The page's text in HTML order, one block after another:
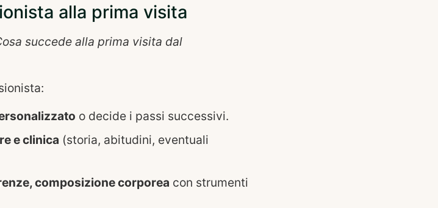
alla prima visita
succede alla prima visita dal
o decide i passi successivi.
e clinica (storia, abitudini, eventuali
composizione corporea con strumenti